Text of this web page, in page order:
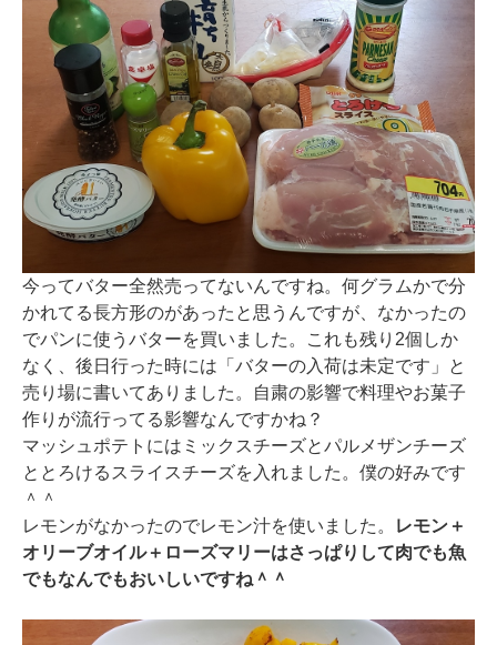
今ってバター全然売ってないんですね。何グラムかで分
かれてる長方形のがあったと思うんですが、なかったの
でパンに使うバターを買いました。これも残り2個しか
なく、後日行った時には「バターの入荷は未定です」と
売り場に書いてありました。自粛の影響で料理やお菓子
作りが流行ってる影響なんですかね？
マッシュポテトにはミックスチーズとパルメザンチーズ
ととろけるスライスチーズを入れました。僕の好みです
＾＾
レモンがなかったのでレモン汁を使いました。
レモン＋
オリーブオイル＋ローズマリーはさっぱりして肉でも魚
でもなんでもおいしいですね＾＾